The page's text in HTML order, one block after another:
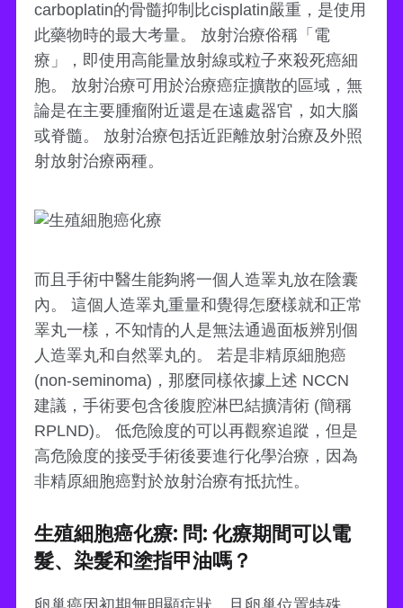
carboplatin的骨髓抑制比cisplatin嚴重，是使用
此藥物時的最大考量。 放射治療俗稱「電
療」，即使用高能量放射線或粒子來殺死癌細
胞。 放射治療可用於治療癌症擴散的區域，無
論是在主要腫瘤附近還是在遠處器官，如大腦
或脊髓。 放射治療包括近距離放射治療及外照
射放射治療兩種。
而且手術中醫生能夠將一個人造睪丸放在陰囊
內。 這個人造睪丸重量和覺得怎麼樣就和正常
睪丸一樣，不知情的人是無法通過面板辨別個
人造睪丸和自然睪丸的。 若是非精原細胞癌
(non-seminoma)，那麼同樣依據上述 NCCN
建議，手術要包含後腹腔淋巴結擴清術 (簡稱
RPLND)。 低危險度的可以再觀察追蹤，但是
高危險度的接受手術後要進行化學治療，因為
非精原細胞癌對於放射治療有抵抗性。
生殖細胞癌化療: 問: 化療期間可以電
髮、染髮和塗指甲油嗎？